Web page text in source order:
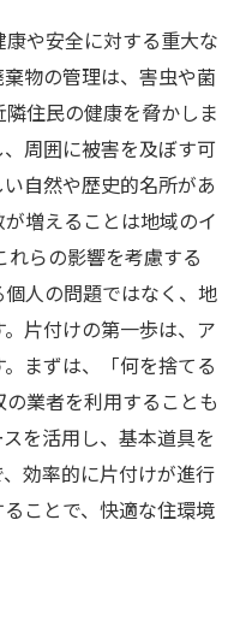
や安全に対する重大な
物の管理は、害虫や菌
住民の健康を脅かしま
周囲に被害を及ぼす可
自然や歴史的名所があ
増えることは地域のイ
れらの影響を考慮する
人の問題ではなく、地
片付けの第一歩は、ア
まずは、「何を捨てる
業者を利用することも
を活用し、基本道具を
効率的に片付けが進行
ことで、快適な住環境